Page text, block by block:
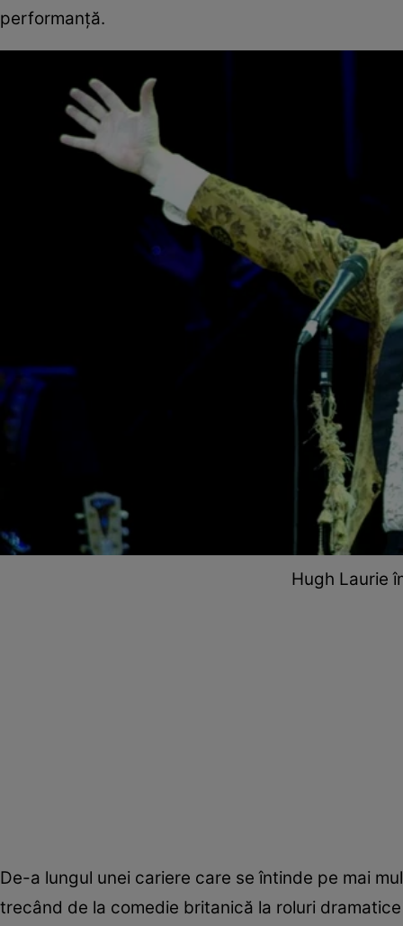
performanță.
Hugh Laurie
De-a lungul unei cariere care se întinde pe mai
trecând de la comedie britanică la roluri